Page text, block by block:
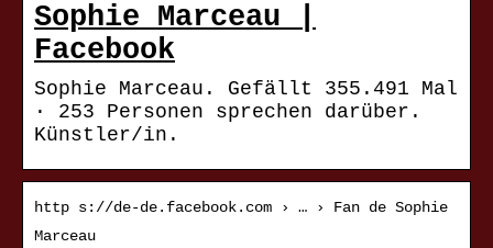
Sophie Marceau |
Facebook
Sophie Marceau. Gefällt 355.491 Mal
· 253 Personen sprechen darüber.
Künstler/in.
http s://de-de.facebook.com › … › Fan de Sophie
Marceau